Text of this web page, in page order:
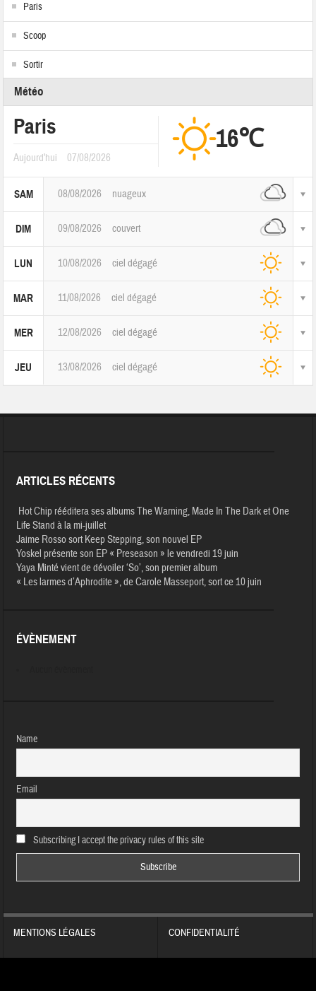
Paris
Scoop
Sortir
Météo
Paris
Aujourd'hui 07/08/2026
16℃
SAM 08/08/2026 nuageux
DIM 09/08/2026 couvert
LUN 10/08/2026 ciel dégagé
MAR 11/08/2026 ciel dégagé
MER 12/08/2026 ciel dégagé
JEU 13/08/2026 ciel dégagé
ARTICLES RÉCENTS
Hot Chip rééditera ses albums The Warning, Made In The Dark et One
Life Stand à la mi-juillet
Jaime Rosso sort Keep Stepping, son nouvel EP
Yoskel présente son EP « Preseason » le vendredi 19 juin
Yaya Minté vient de dévoiler ‘So’, son premier album
« Les larmes d’Aphrodite », de Carole Masseport, sort ce 10 juin
ÉVÈNEMENT
Name
Email
Subscribing I accept the privacy rules of this site
MENTIONS LÉGALES CONFIDENTIALITÉ